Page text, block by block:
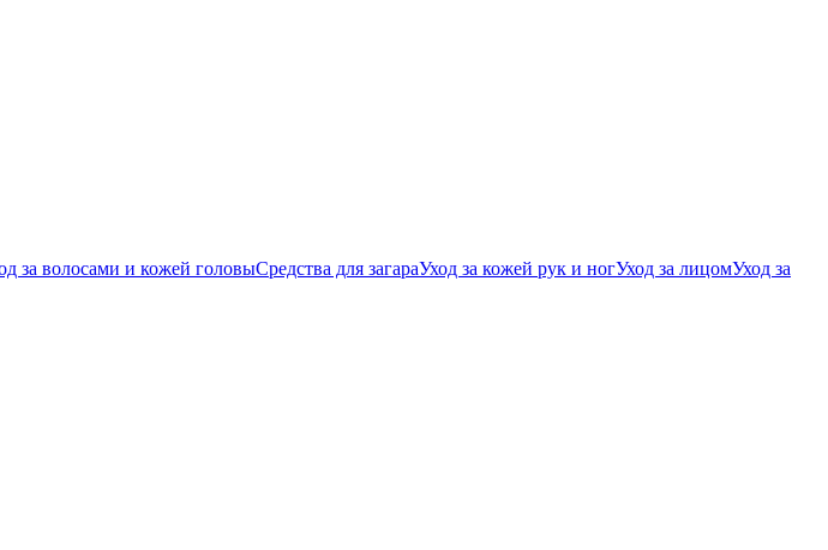
за волосами и кожей головыСредства для загараУход за кожей рук и ногУход за лицомУход за